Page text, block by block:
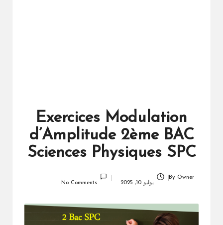
Exercices Modulation
d’Amplitude 2ème BAC
Sciences Physiques SPC
By Owner
يوليو 10, 2025
No Comments